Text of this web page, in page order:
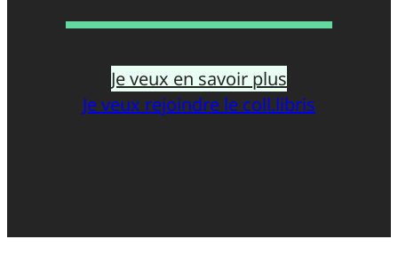
Je veux en savoir plus
Je veux rejoindre le coll.libris